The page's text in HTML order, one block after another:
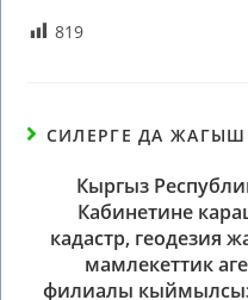
819
СИЛЕРГЕ ДА
Кыргыз
Кабинетине
кадастр, геодезия
мамлекеттик
филиалы